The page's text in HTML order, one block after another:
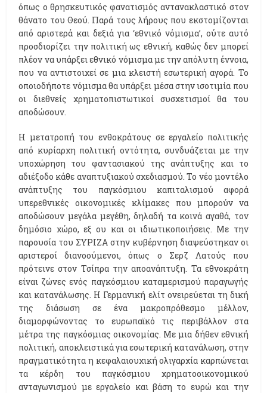
όπως ο θρησκευτικός φανατισμός αντανακλαστικό στον
θάνατο του Θεού. Παρά τους λήρους που εκστομίζονται
από αριστερά και δεξιά για ‘εθνικό νόμισμα’, ούτε αυτό
προσδιορίζει την πολιτική ως εθνική, καθώς δεν μπορεί
πλέον να υπάρξει εθνικό νόμισμα με την απόλυτη έννοια,
που να αντιστοιχεί σε μια κλειστή εσωτερική αγορά. Το
οποιοδήποτε νόμισμα θα υπάρξει μέσα στην ισοτιμία που
οι διεθνείς χρηματοπιστωτικοί συσχετισμοί θα του
αποδώσουν.
Η μετατροπή του ενθοκράτους σε εργαλείο πολιτικής
από κυρίαρχη πολιτική οντότητα, συνδυάζεται με την
υποχώρηση του φαντασιακού της ανάπτυξης και το
αδιέξοδο κάθε αναπτυξιακού σχεδιασμού. Το νέο μοντέλο
ανάπτυξης του παγκόσμιου καπιταλισμού αφορά
υπερεθνικές οικονομικές κλίμακες που μπορούν να
αποδώσουν μεγάλα μεγέθη, δηλαδή τα κοινά αγαθά, τον
δημόσιο χώρο, εξ ου και οι ιδιωτικοποιήσεις. Με την
παρουσία του ΣΥΡΙΖΑ στην κυβέρνηση διαψεύστηκαν οι
αριστεροί διανοούμενοι, όπως ο Σερζ Λατούς που
πρότεινε στον Τσίπρα την αποανάπτυξη. Τα εθνοκράτη
είναι ζώνες ενός παγκόσμιου καταμερισμού παραγωγής
και κατανάλωσης. Η Γερμανική ελίτ ονειρεύεται τη δική
της διάσωση σε ένα μακροπρόθεσμο μέλλον,
διαμορφώνοντας το ευρωπαϊκό τις περιβάλλον στα
μέτρα της παγκόσμιας οικονομίας. Με μια δήθεν εθνική
πολιτική, αποκλειστικά για εσωτερική κατανάλωση, στην
πραγματικότητα η κεφαλαιουχική ολιγαρχία καρπώνεται
τα κέρδη του παγκόσμιου χρηματοοικονομικού
ανταγωνισμού με εργαλείο και βάση το ευρώ και την